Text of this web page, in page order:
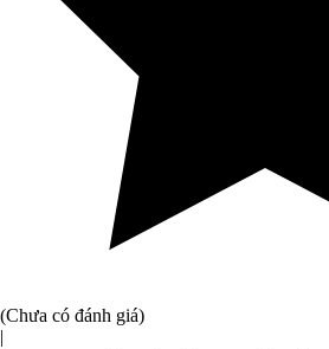
(Chưa có đánh giá)
|